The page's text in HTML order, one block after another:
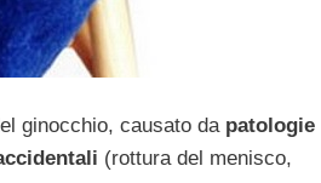
ginocchio, causato da patologie
(rottura del menisco,